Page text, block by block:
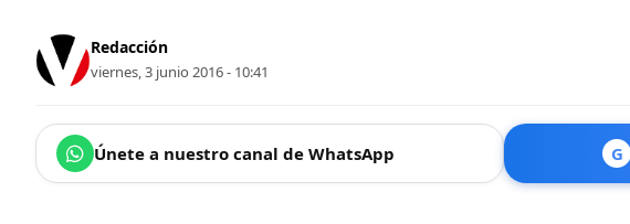
Redacción
viernes, 3 junio 2016 - 10:41
Únete a nuestro canal de WhatsApp G